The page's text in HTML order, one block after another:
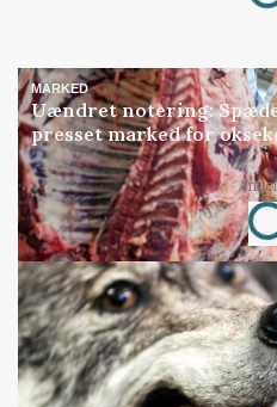
MARKED
Uændret notering:
presset marked for